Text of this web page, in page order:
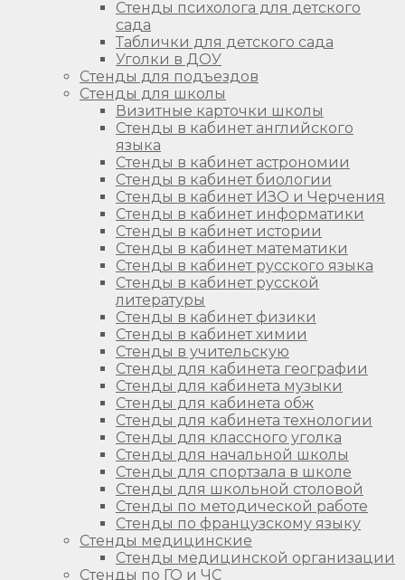
Стенды психолога для детского
сада
Таблички для детского сада
Уголки в ДОУ
Стенды для подъездов
Стенды для школы
Визитные карточки школы
Стенды в кабинет английского
языка
Стенды в кабинет астрономии
Стенды в кабинет биологии
Стенды в кабинет ИЗО и Черчения
Стенды в кабинет информатики
Стенды в кабинет истории
Стенды в кабинет математики
Стенды в кабинет русского языка
Стенды в кабинет русской
литературы
Стенды в кабинет физики
Стенды в кабинет химии
Стенды в учительскую
Стенды для кабинета географии
Стенды для кабинета музыки
Стенды для кабинета обж
Стенды для кабинета технологии
Стенды для классного уголка
Стенды для начальной школы
Стенды для спортзала в школе
Стенды для школьной столовой
Стенды по методической работе
Стенды по французскому языку
Стенды медицинские
Стенды медицинской организации
Стенды по ГО и ЧС